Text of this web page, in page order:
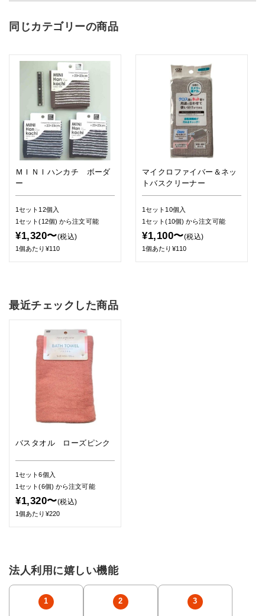
同じカテゴリーの商品
ＭＩＮＩハンカチ ボーダ
ー
1セット12個入
1セット(12個)から注文可能
¥1,320〜(税込)
1個あたり¥110
マイクロファイバー＆ネッ
トバスクリーナー
1セット10個入
1セット(10個)から注文可能
¥1,100〜(税込)
1個あたり¥110
最近チェックした商品
バスタオル ローズピンク
1セット6個入
1セット(6個) から注文可能
¥1,320〜(税込)
1個あたり¥220
法人利用に嬉しい機能